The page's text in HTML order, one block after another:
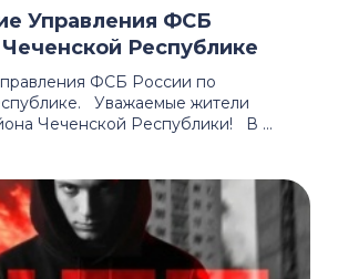
ФСБ России по
Уважаемые жители
Чеченской Республики! В ...
Управления ФСБ
Республике